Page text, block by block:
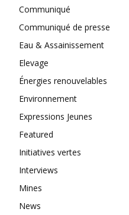
Communiqué
Communiqué de presse
Eau & Assainissement
Elevage
Énergies renouvelables
Environnement
Expressions Jeunes
Featured
Initiatives vertes
Interviews
Mines
News